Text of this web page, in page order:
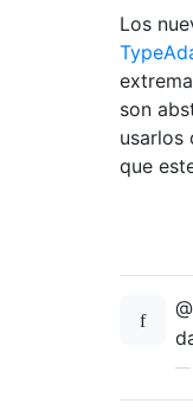
Los
son
usarlos
que
—